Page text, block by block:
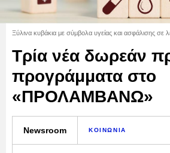
Ξύλινα κυβάκια με σύμβολα υγείας και ασφάλισης σε
Τρία νέα δωρεάν
προγράμματα στο
«ΠΡΟΛΑΜΒΑΝΩ»
Newsroom ΚΟΙΝΩΝΙΑ